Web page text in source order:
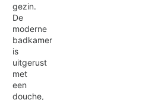
gezin.
De
moderne
badkamer
is
uitgerust
met
een
douche,